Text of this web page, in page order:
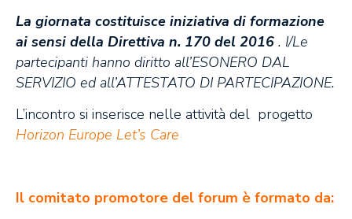
La giornata costituisce iniziativa di formazione
ai sensi della Direttiva n. 170 del 2016 . I/Le
partecipanti hanno diritto all’ESONERO DAL
SERVIZIO ed all’ATTESTATO DI PARTECIPAZIONE.
L’incontro si inserisce nelle attività del progetto
Horizon Europe Let’s Care
Il comitato promotore del forum è formato da: